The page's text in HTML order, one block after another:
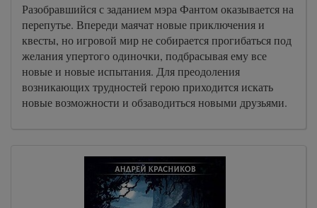
Разобравшийся с заданием мэра Фантом оказывается на
перепутье. Впереди маячат новые приключения и
квесты, но игровой мир не собирается прогибаться под
желания упертого одиночки, подбрасывая ему все
новые и новые испытания. Для преодоления
возникающих трудностей герою приходится искать
новые возможности и обзаводиться новыми друзьями.